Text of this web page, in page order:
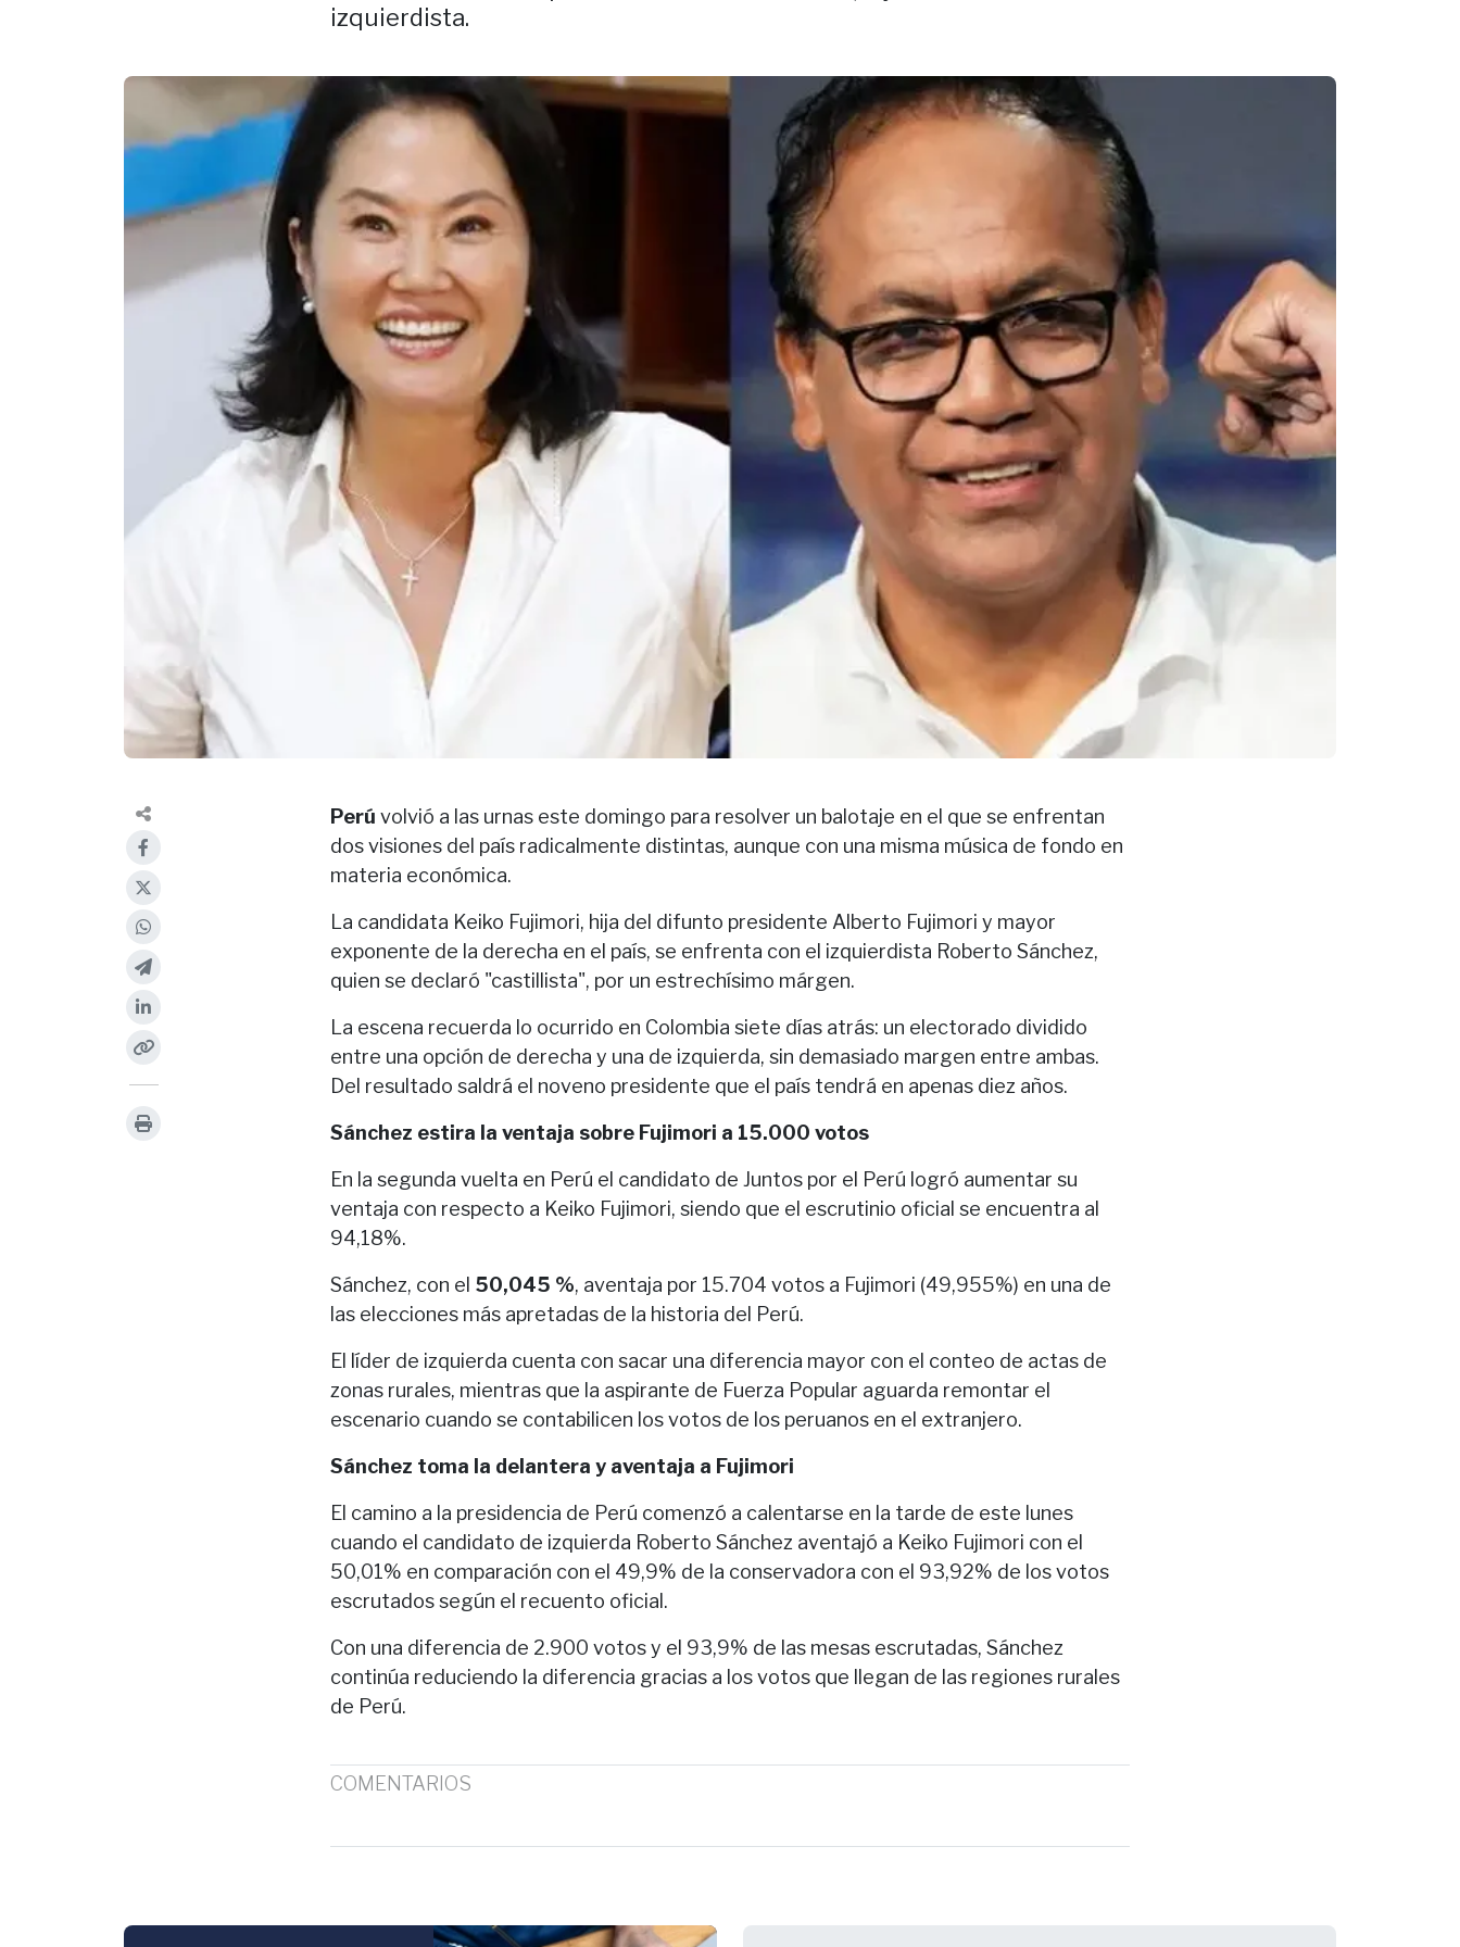
izquierdista.
Perú volvió a las urnas este domingo para resolver un balotaje en el que se enfrentan
dos visiones del país radicalmente distintas, aunque con una misma música de fondo en
materia económica.
La candidata Keiko Fujimori, hija del difunto presidente Alberto Fujimori y mayor
exponente de la derecha en el país, se enfrenta con el izquierdista Roberto Sánchez,
quien se declaró "castillista", por un estrechísimo márgen.
La escena recuerda lo ocurrido en Colombia siete días atrás: un electorado dividido
entre una opción de derecha y una de izquierda, sin demasiado margen entre ambas.
Del resultado saldrá el noveno presidente que el país tendrá en apenas diez años.
Sánchez estira la ventaja sobre Fujimori a 15.000 votos
En la segunda vuelta en Perú el candidato de Juntos por el Perú logró aumentar su
ventaja con respecto a Keiko Fujimori, siendo que el escrutinio oficial se encuentra al
94,18%.
Sánchez, con el 50,045 %, aventaja por 15.704 votos a Fujimori (49,955%) en una de
las elecciones más apretadas de la historia del Perú.
El líder de izquierda cuenta con sacar una diferencia mayor con el conteo de actas de
zonas rurales, mientras que la aspirante de Fuerza Popular aguarda remontar el
escenario cuando se contabilicen los votos de los peruanos en el extranjero.
Sánchez toma la delantera y aventaja a Fujimori
El camino a la presidencia de Perú comenzó a calentarse en la tarde de este lunes
cuando el candidato de izquierda Roberto Sánchez aventajó a Keiko Fujimori con el
50,01% en comparación con el 49,9% de la conservadora con el 93,92% de los votos
escrutados según el recuento oficial.
Con una diferencia de 2.900 votos y el 93,9% de las mesas escrutadas, Sánchez
continúa reduciendo la diferencia gracias a los votos que llegan de las regiones rurales
de Perú.
COMENTARIOS